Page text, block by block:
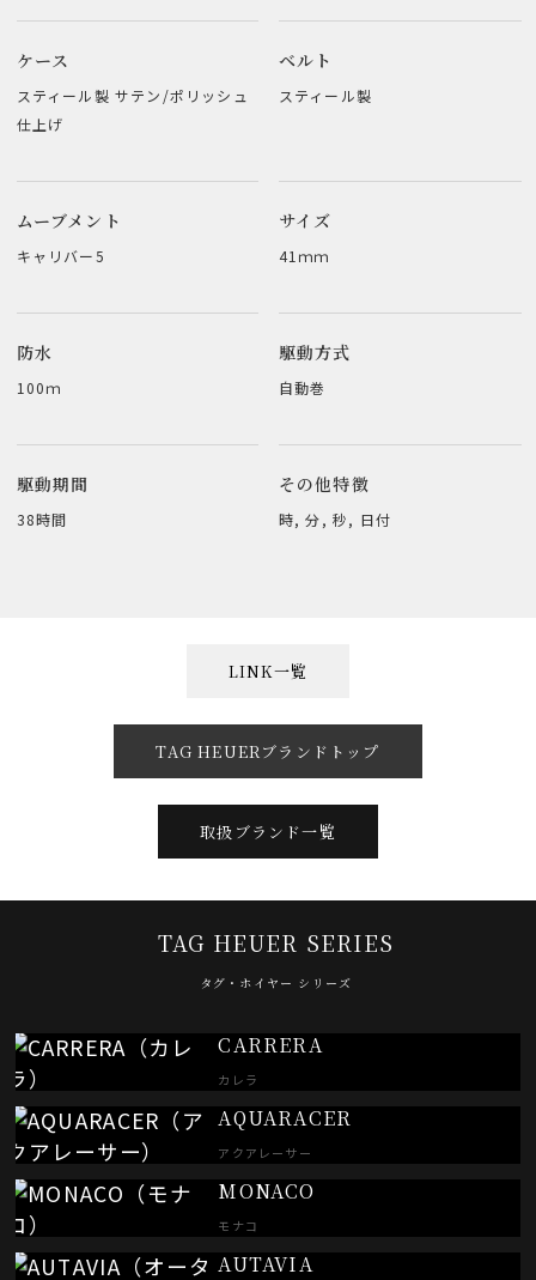
ケース
スティール製 サテン/ポリッシュ
仕上げ
ベルト
スティール製
ムーブメント
キャリバー5
サイズ
41ｍｍ
防水
100ｍ
駆動方式
自動巻
駆動期間
38時間
その他特徴
時, 分, 秒, 日付
LINK一覧
TAG HEUERブランドトップ
取扱ブランド一覧
TAG HEUER SERIES
タグ・ホイヤー シリーズ
CARRERA
カレラ
AQUARACER
アクアレーサー
MONACO
モナコ
AUTAVIA